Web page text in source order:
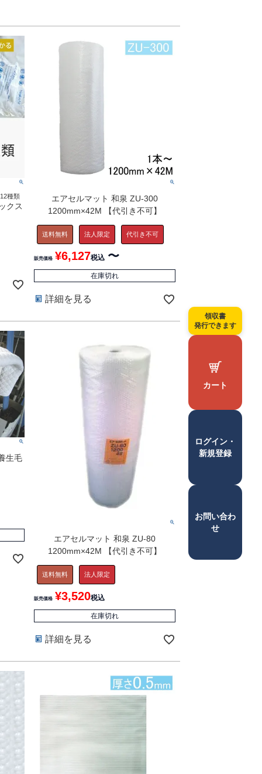
領収書
発行できます
カート
ログイン・
新規登録
お問い合わ
せ
種類
クス
エアセルマット 和泉 ZU-300
1200mm×42M 【代引き不可】
送料無料 法人限定 代引き不可
販売価格 ¥6,127税込 〜
在庫切れ
詳細を見る
生毛
エアセルマット 和泉 ZU-80
1200mm×42M 【代引き不可】
送料無料 法人限定
販売価格 ¥3,520税込
在庫切れ
詳細を見る